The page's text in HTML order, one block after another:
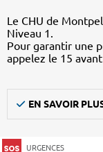
Le CHU de
Niveau 1.
Pour garantir une
appelez le 15
EN SAVOIR
URGENCES